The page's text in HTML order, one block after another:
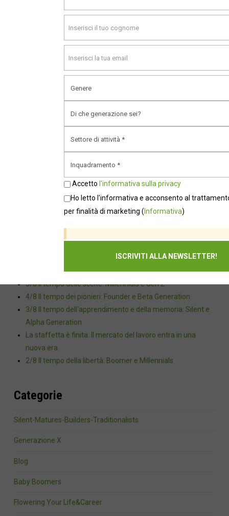
l'informativa sulla privacy
per finalità di marketing(Informativa
5/8 Il tempo delle scelte: Millennials e Gen Z
4/8 Il tempo dei pionieri: Founder e Beta Generation
3/8 Il tempo dell'apprendimento e della memoria: Silent e
Alpha Generation
La staffetta è finita. Il mercato del lavoro entra in una
nuova era.
2/8 Il tempo della libertà: Boomer e Millennials
Categorie
Silent-Matures-Builders-Traditionalists
Generazione X
Blog
Baby Boomers
Flowering Your Life&Career
Accetto l'informativa sulla privacy
Ho letto l'informativa e acconsento al
per finalità di marketing ( Informativa)